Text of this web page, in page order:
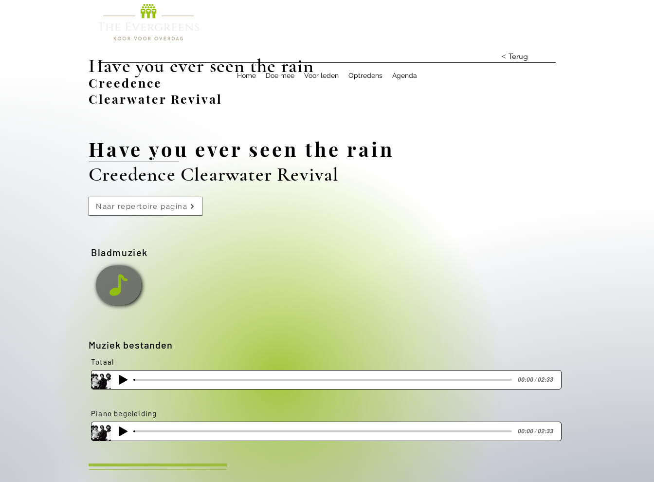
Home Doe mee Voor leden Optredens Agenda
Have you ever seen the rain
Creedence
Clearwater Revival
< Terug
Creedence Clearwater Revival
Have you ever seen the rain
Naar repertoire pagina
Bladmuziek
Muziek bestanden
Totaal
00:00 / 02:33
Piano begeleiding
00:00 / 02:33